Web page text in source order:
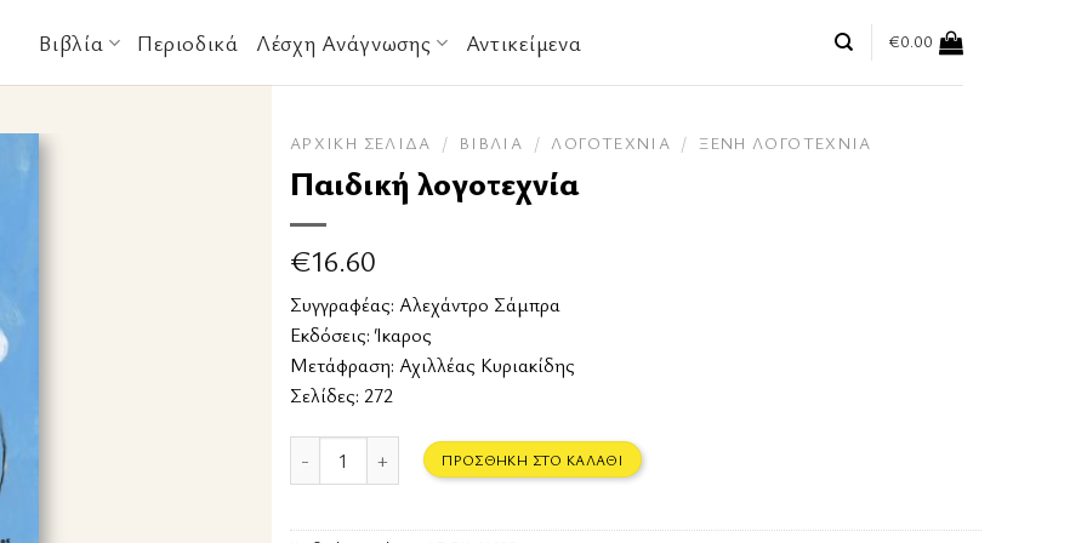
Βιβλία Περιοδικά Λέσχη Ανάγνωσης Αντικείμενα €0.00
ΑΡΧΙΚΉ ΣΕΛΊΔΑ / ΒΙΒΛΊΑ / ΛΟΓΟΤΕΧΝΊΑ / ΞΈΝΗ ΛΟΓΟΤΕΧΝΊΑ
Παιδική λογοτεχνία
€16.60
Συγγραφέας: Αλεχάντρο Σάμπρα
Εκδόσεις:Ίκαρος
Μετάφραση: Αχιλλέας Κυριακίδης
Σελίδες: 272
Παιδική λογοτεχνία ποσότηταΠΡΟΣΘΉΚΗ ΣΤΟ ΚΑΛΆΘΙ